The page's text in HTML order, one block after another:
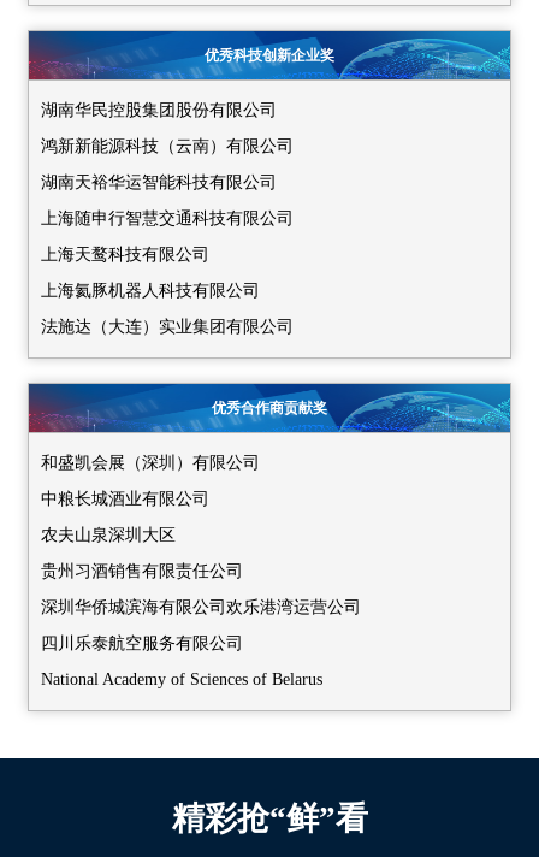
海南省商务厅
新疆生产建设兵团科学技术局
河南省商务厅
西安市科学技术局
厦门市科学技术局
广西壮族自治区科学技术厅
西藏自治区科学技术厅
重庆市科学技术局
新疆维吾尔自治区科学技术厅
上海市商务局
黑龙江省商务厅
中共深圳市委台湾工作办公室
成都市科学技术协会
巴中市科技局
粤港澳大湾区数字产业协会企业
科大硅谷服务平台(安徽)有限公司
香港贸易发展局-HKTDC
广东省科技合作研究促进中心
珠海市对外经济合作企业协会
深圳市南山区科技创新局
黑龙江省商务厅
海南省商务厅
新疆生产建设兵团科学技术局
湖北省科学技术厅
河南省商务厅
西安市科学技术局
厦门市科学技术局
广西壮族自治区科学技术厅
西藏自治区生产力促进中心
新疆维吾尔自治区科技项目服务中心
江西鑫铂瑞科技股份有限公司
江西逸思科技有限公司
江西掌护医疗科技有限公司
兰州大学科技园有限责任公司
南开大学
清华大学深圳国际研究生院
厦门大学
山东东都汽车部件股份有限公司
山东越海通信科技股份有限公司
上海大学
深圳北理莫斯科大学
深圳市地铁集团有限公司
深圳市人工智能与机器人研究院
优秀科技创新企业奖
湖南华民控股集团股份有限公司
鸿新新能源科技（云南）有限公司
湖南天裕华运智能科技有限公司
上海随申行智慧交通科技有限公司
上海天鹜科技有限公司
上海氦豚机器人科技有限公司
法施达（大连）实业集团有限公司
中煤科工（辽宁）具身智能科技有限公司
航天新长征大道科技有限公司
辽宁中蓝电子科技有限公司
东软医疗系统股份有限公司
奇瑞新能源汽车股份有限公司石家庄分公司
石家庄星悦医疗设备有限公司
河北建投中航塞罕绿能科技开发有限公司
皇岛市太极环纳米制品有限公司
山锐唯新能源科技有限公司
芯联新（河北雄安）科技有限公司
武汉依迅北斗时空技术股份有限公司
武汉比天科技有限责任公司
湖北长江万润半导体技术有限公司
优秀合作商贡献奖
和盛凯会展（深圳）有限公司
中粮长城酒业有限公司
农夫山泉深圳大区
贵州习酒销售有限责任公司
深圳华侨城滨海有限公司欢乐港湾运营公司
四川乐泰航空服务有限公司
National Academy of Sciences of Belarus
深圳市金子展览有限公司
精彩抢“鲜”看